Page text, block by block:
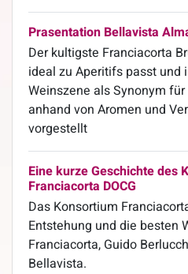
Prasentation Bellavista
Der kultigste Franciacorta
ideal zu Aperitifs passt und
Weinszene als Synonym
anhand von Aromen und
vorgestellt
Eine kurze Geschichte des
Franciacorta DOCG
Das Konsortium
Entstehung und die besten
Franciacorta, Guido
Bellavista.